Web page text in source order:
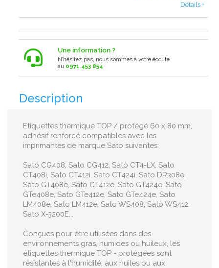
Détails +
Une information ?
N’hésitez pas, nous sommes à votre écoute
au 0971 453 854
Description
Etiquettes thermique TOP / protégé 60 x 80 mm,
adhésif renforcé compatibles avec les
imprimantes de marque Sato suivantes:
Sato CG408, Sato CG412, Sato CT4-LX, Sato
CT408i, Sato CT412i, Sato CT424i, Sato DR308e,
Sato GT408e, Sato GT412e, Sato GT424e, Sato
GTe408e, Sato GTe412e, Sato GTe424e, Sato
LM408e, Sato LM412e, Sato WS408, Sato WS412,
Sato X-3200E...
Conçues pour être utilisées dans des
environnements gras, humides ou huileux, les
étiquettes thermique TOP - protégées sont
résistantes à l'humidité, aux huiles ou aux